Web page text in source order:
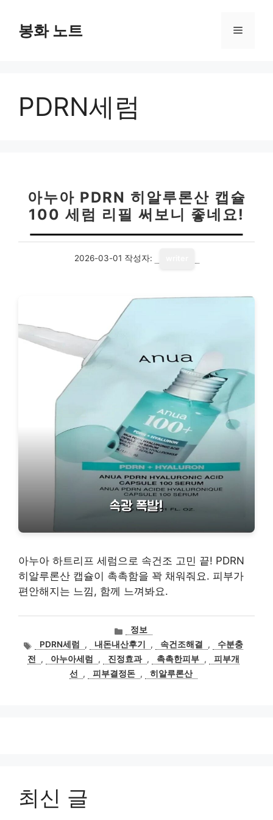
봉화 노트 메
PDRN세럼
아누아 PDRN 히알루론산 캡슐
100 세럼 리필 써보니 좋네요!
2026-03-01 작성자:
아누아 하트리프 세럼으로 속건조 고민 끝! PDRN
히알루론산 캡슐이 촉촉함을 꽉 채워줘요. 피부가
편안해지는 느낌, 함께 느껴봐요.
카
테
고
리
정보
태
그
PDRN세럼 , 내돈내산후기 , 속건조해결 ,
수분충
전
, 아누아세럼 , 진정효과 , 촉촉한피부 ,
피부개
선
, 피부결정돈 , 히알루론산
최신 글